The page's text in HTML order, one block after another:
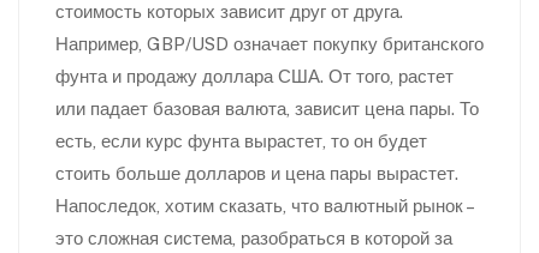
стоимость которых зависит друг от друга.
Например, GBP/USD означает покупку британского
фунта и продажу доллара США. От того, растет
или падает базовая валюта, зависит цена пары. То
есть, если курс фунта вырастет, то он будет
стоить больше долларов и цена пары вырастет.
Напоследок, хотим сказать, что валютный рынок –
это сложная система, разобраться в которой за